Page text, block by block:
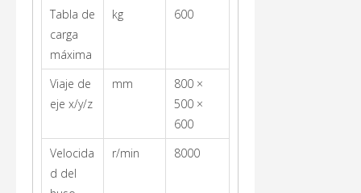
Tabla de
carga
máxima
kg 600
Viaje de
eje x/y/z
mm
800 ×
500 ×
600
Velocida
d del
r/min 8000